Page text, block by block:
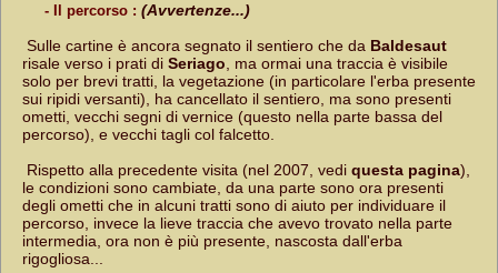
- Il percorso : (Avvertenze...)
Sulle cartine è ancora segnato il sentiero che da Baldesaut
risale verso i prati di Seriago, ma ormai una traccia è visibile
solo per brevi tratti, la vegetazione (in particolare l'erba presente
sui ripidi versanti), ha cancellato il sentiero, ma sono presenti
ometti, vecchi segni di vernice (questo nella parte bassa del
percorso), e vecchi tagli col falcetto.
Rispetto alla precedente visita (nel 2007, vedi questa pagina),
le condizioni sono cambiate, da una parte sono ora presenti
degli ometti che in alcuni tratti sono di aiuto per individuare il
percorso, invece la lieve traccia che avevo trovato nella parte
intermedia, ora non è più presente, nascosta dall'erba
rigogliosa...